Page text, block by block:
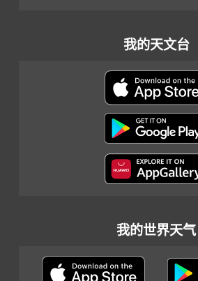
我的天文台
我的世界天气